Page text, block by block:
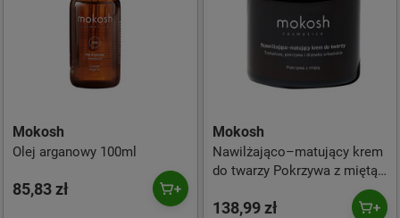
Mokosh
Olej arganowy 100ml
85,83 zł
Mokosh
Nawilżająco–matujący krem
do twarzy Pokrzywa z miętą
138,99 zł